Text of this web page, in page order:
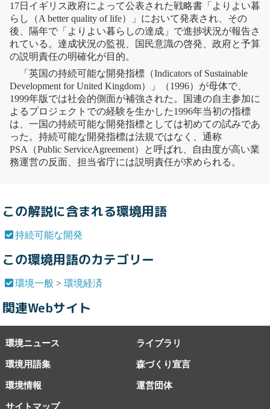
17日イギリス政府によって公表された戦略書「よりよい暮
らし（A better quality of life）」において発表され、その
後、隔年で「よりよい暮らしの達成」で進捗状況が報告さ
れている。達成状況の監視、国民意識の啓発、政府と予算
の説明責任の明確化が目的。
「英国の持続可能な開発指標（Indicators of Sustainable
Development for United Kingdom）」（1996）が母体で、
1999年版では社会的側面が補強された。国連の自主参加に
よるプロジェクトでの経験を生かした1996年当初の指標
は、一国の持続可能な開発指標としては初めての試みであ
った。 持続可能な開発指標は法規ではなく、通称
PSA（Public ServiceAgreement）と呼ばれ、自由度が高い業
務運営の反面、担当省庁には説明責任が求められる。
この解説に含まれる環境用語
持続可能な開発
この環境用語のカテゴリー
環境一般 >環境経済
関連Webサイト
環境ニュース ライブラリ
環境用語集 森づくり宣言
環境情報
サイトマップ
運営団体